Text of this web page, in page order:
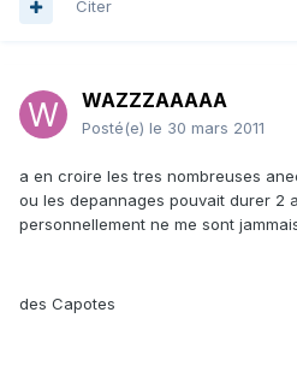
Citer
WAZZZAAAAA
Posté(e) le 30 mars 2011
a en croire les tres nombreuses
ou les depannages pouvait durer 2
personnellement ne me sont
des Capotes